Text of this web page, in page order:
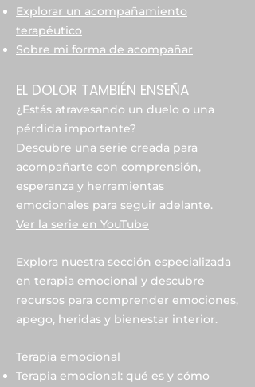
Explorar un acompañamiento
terapéutico
Sobre mi forma de acompañar
EL DOLOR TAMBIÉN ENSEÑA
¿Estás atravesando un duelo o una
pérdida importante?
Descubre una serie creada para
acompañarte con comprensión,
esperanza y herramientas
emocionales para seguir adelante.
Ver la serie en YouTube
Explora nuestra sección especializada
en terapia emocional y descubre
recursos para comprender emociones,
apego, heridas y bienestar interior.
Terapia emocional
Terapia emocional: qué es y cómo